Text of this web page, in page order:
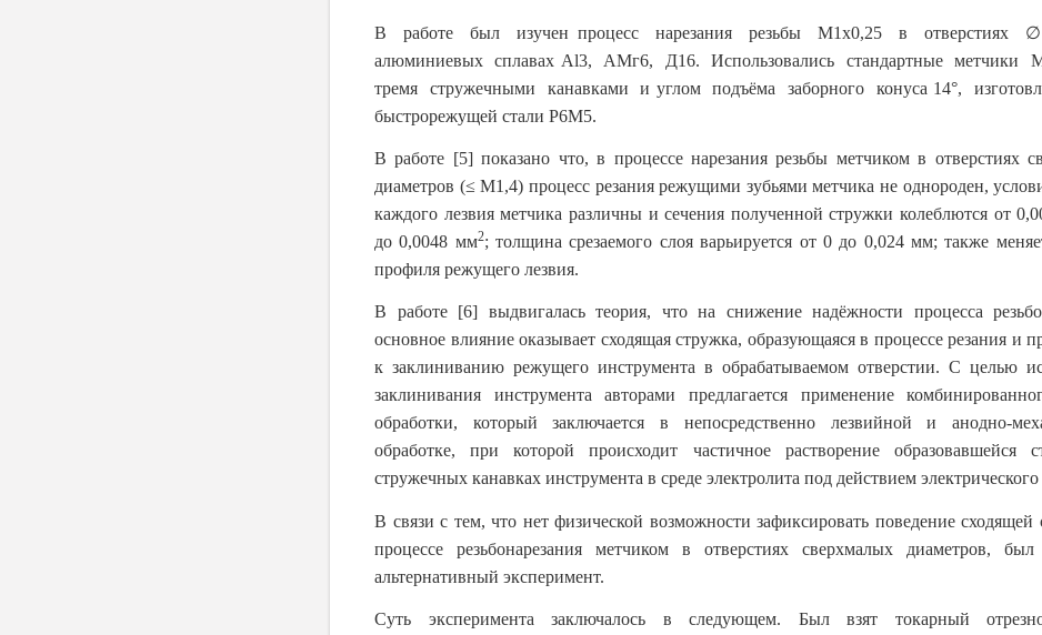
В работе был изучен процесс нарезания резьбы М1х0,25 в отверстиях ∅
алюминиевых сплавах Al3, АМг6, Д16. Использовались стандартные метчики
тремя стружечными канавками и углом подъёма заборного конуса 14°,
быстрорежущей стали Р6М5.
В работе [5] показано что, в процессе нарезания резьбы метчиком в отверстиях
диаметров (≤ М1,4) процесс резания режущими зубьями метчика не однороден,
каждого лезвия метчика различны и сечения полученной стружки колеблются от
до 0,0048 мм2; толщина срезаемого слоя варьируется от 0 до 0,024 мм; также
профиля режущего лезвия.
В работе [6] выдвигалась теория, что на снижение надёжности процесса
основное влияние оказывает сходящая стружка, образующаяся в процессе резания и
к заклиниванию режущего инструмента в обрабатываемом отверстии. С целью
заклинивания инструмента авторами предлагается применение
обработки, который заключается в непосредственно лезвийной и анодно-
обработке, при которой происходит частичное растворение образовавшейся
стружечных канавках инструмента в среде электролита под действием электрического
В связи с тем, что нет физической возможности зафиксировать поведение сходящей
процессе резьбонарезания метчиком в отверстиях сверхмалых диаметров, был
альтернативный эксперимент.
Суть эксперимента заключалось в следующем. Был взят токарный